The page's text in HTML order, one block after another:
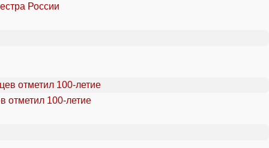
России
отметил 100-летие